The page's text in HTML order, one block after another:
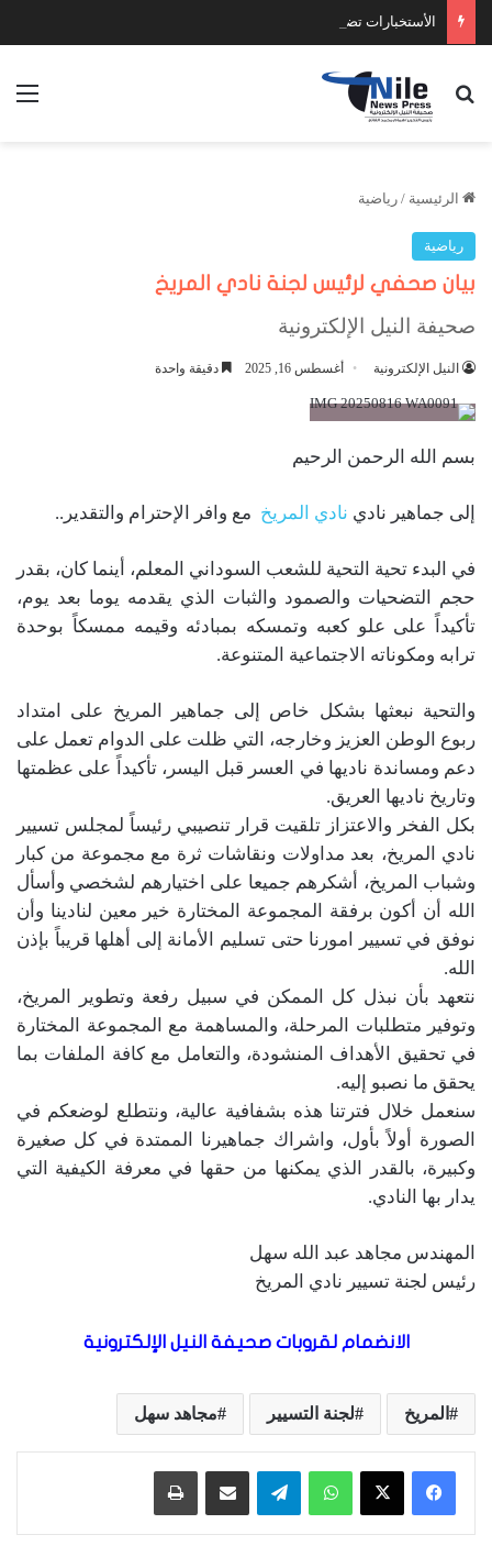
الأستخبارات تضبط عدد كبير من السلاح والمخدرات
بحث عن
الرئيسية / رياضية
رياضية
بيان صحفي لرئيس لجنة نادي المريخ
صحيفة النيل الإلكترونية
النيل الإلكترونية أغسطس 16, 2025 دقيقة واحدة
بسم الله الرحمن الرحيم
إلى جماهير نادي نادي المريخ مع وافر الإحترام والتقدير..
في البدء تحية التحية للشعب السوداني المعلم، أينما كان، بقدر
حجم التضحيات والصمود والثبات الذي يقدمه يوما بعد يوم،
تأكيداً على علو كعبه وتمسكه بمبادئه وقيمه ممسكاً بوحدة
ترابه ومكوناته الاجتماعية المتنوعة.
والتحية نبعثها بشكل خاص إلى جماهير المريخ على امتداد
ربوع الوطن العزيز وخارجه، التي ظلت على الدوام تعمل على
دعم ومساندة ناديها في العسر قبل اليسر، تأكيداً على عظمتها
وتاريخ ناديها العريق.
بكل الفخر والاعتزاز تلقيت قرار تنصيبي رئيساً لمجلس تسيير
نادي المريخ، بعد مداولات ونقاشات ثرة مع مجموعة من كبار
وشباب المريخ، أشكرهم جميعا على اختيارهم لشخصي وأسأل
الله أن أكون برفقة المجموعة المختارة خير معين لنادينا وأن
نوفق في تسيير امورنا حتى تسليم الأمانة إلى أهلها قريباً بإذن
الله.
نتعهد بأن نبذل كل الممكن في سبيل رفعة وتطوير المريخ،
وتوفير متطلبات المرحلة، والمساهمة مع المجموعة المختارة
في تحقيق الأهداف المنشودة، والتعامل مع كافة الملفات بما
يحقق ما نصبو إليه.
سنعمل خلال فترتنا هذه بشفافية عالية، ونتطلع لوضعكم في
الصورة أولاً بأول، واشراك جماهيرنا الممتدة في كل صغيرة
وكبيرة، بالقدر الذي يمكنها من حقها في معرفة الكيفية التي
يدار بها النادي.
المهندس مجاهد عبد الله سهل
رئيس لجنة تسيير نادي المريخ
الانضمام لقروبات صحيفة النيل الإلكترونية
المريخ لجنة التسيير مجاهد سهل
واتساب تيلقرام مشاركة عبر البريد طباعة